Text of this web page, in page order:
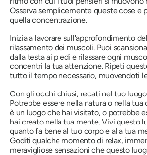
Osserva semplicemente queste cose e
quella concentrazione.
Inizia a lavorare sull'approfondimento
rilassamento dei muscoli. Puoi
dalla testa ai piedi e rilassare ogni
concentri la tua attenzione. Ripeti
tutto il tempo necessario, muovendoti
Con gli occhi chiusi, recati nel tuo
Potrebbe essere nella natura o nella tua
è un luogo che hai visitato, o potrebbe
hai creato nella tua mente. Vivi questo
quanto fa bene al tuo corpo e alla tua
Goditi qualche momento di relax,
meravigliose sensazioni che questo